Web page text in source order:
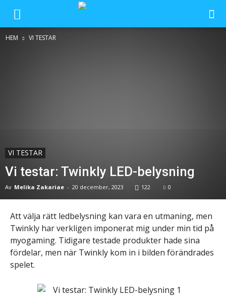
HEM VI TESTAR
VI TESTAR
Vi testar: Twinkly LED-belysning
Av Melika Zakariae - 20 december, 2023 122 0
Att välja rätt ledbelysning kan vara en utmaning, men
Twinkly har verkligen imponerat mig under min tid på
myogaming. Tidigare testade produkter hade sina
fördelar, men när Twinkly kom in i bilden förändrades
spelet.